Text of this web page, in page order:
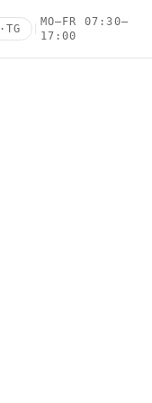
MO–FR 07:30–
17:00